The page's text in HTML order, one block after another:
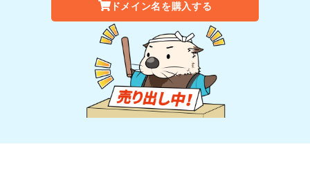
ドメイン名を購入する